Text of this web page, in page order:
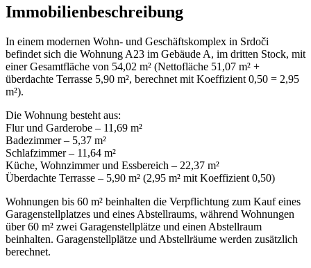
Immobilienbeschreibung
In einem modernen Wohn- und Geschäftskomplex in Srdoči
befindet sich die Wohnung A23 im Gebäude A, im dritten Stock, mit
einer Gesamtfläche von 54,02 m² (Nettofläche 51,07 m² +
überdachte Terrasse 5,90 m², berechnet mit Koeffizient 0,50 = 2,95
m²).
Die Wohnung besteht aus:
Flur und Garderobe – 11,69 m²
Badezimmer – 5,37 m²
Schlafzimmer – 11,64 m²
Küche, Wohnzimmer und Essbereich – 22,37 m²
Überdachte Terrasse – 5,90 m² (2,95 m² mit Koeffizient 0,50)
Wohnungen bis 60 m² beinhalten die Verpflichtung zum Kauf eines
Garagenstellplatzes und eines Abstellraums, während Wohnungen
über 60 m² zwei Garagenstellplätze und einen Abstellraum
beinhalten. Garagenstellplätze und Abstellräume werden zusätzlich
berechnet.